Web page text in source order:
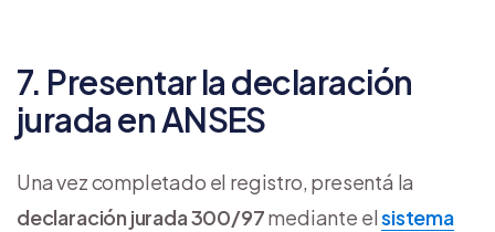
7. Presentar la declaración
jurada en ANSES
Una vez completado el registro, presentá la
declaración jurada 300/97mediante elsistema